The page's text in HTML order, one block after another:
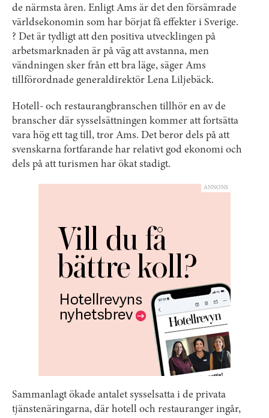
de närmsta åren. Enligt Ams är det den försämrade
världsekonomin som har börjat få effekter i Sverige.
? Det är tydligt att den positiva utvecklingen på
arbetsmarknaden är på väg att avstanna, men
vändningen sker från ett bra läge, säger Ams
tillförordnade generaldirektör Lena Liljebäck.
Hotell- och restaurangbranschen tillhör en av de
branscher där sysselsättningen kommer att fortsätta
vara hög ett tag till, tror Ams. Det beror dels på att
svenskarna fortfarande har relativt god ekonomi och
dels på att turismen har ökat stadigt.
ANNONS
Sammanlagt ökade antalet sysselsatta i de privata
tjänstenäringarna, där hotell och restauranger ingår,